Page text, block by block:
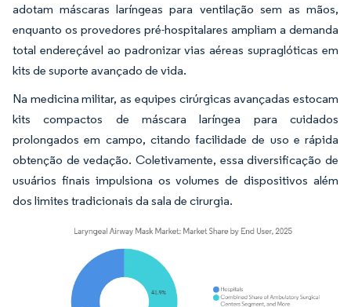
adotam máscaras laríngeas para ventilação sem as mãos,
enquanto os provedores pré-hospitalares ampliam a demanda
total endereçável ao padronizar vias aéreas supraglóticas em
kits de suporte avançado de vida.
Na medicina militar, as equipes cirúrgicas avançadas estocam
kits compactos de máscara laríngea para cuidados
prolongados em campo, citando facilidade de uso e rápida
obtenção de vedação. Coletivamente, essa diversificação de
usuários finais impulsiona os volumes de dispositivos além
dos limites tradicionais da sala de cirurgia.